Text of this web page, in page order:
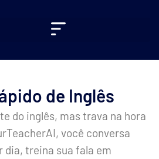
de Inglês
do inglês, mas trava na hora
você conversa
dia, treina sua fala em